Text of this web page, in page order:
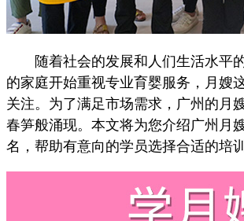
随着社会的发展和人们生活水平
的家庭开始重视专业育婴服务，月嫂
关注。为了满足市场需求，广州的月
春笋般涌现。本文将为您介绍广州月
名，帮助有意向的学员选择合适的培训